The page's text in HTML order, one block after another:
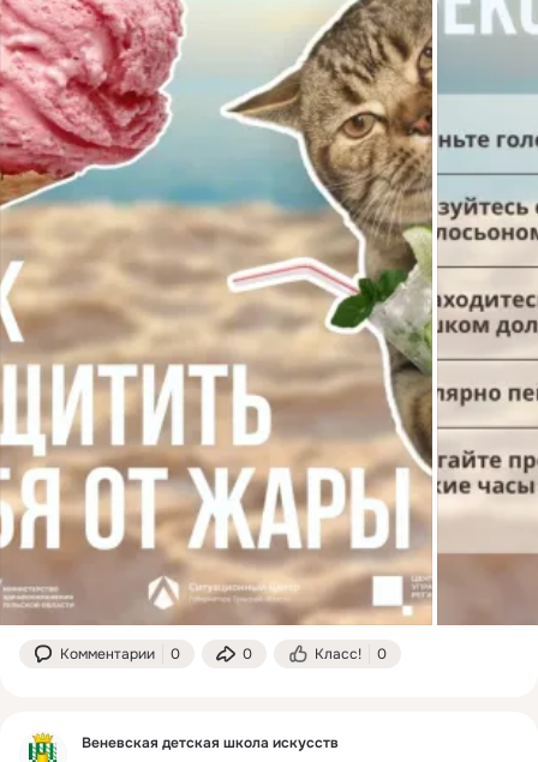
Комментарии 0 0 Класс! 0
Веневская детская школа искусств